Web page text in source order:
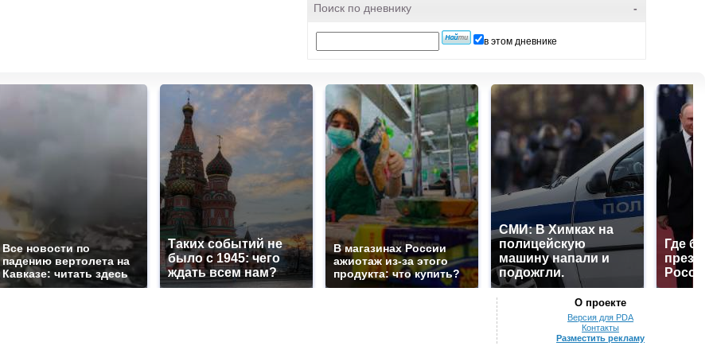
-
Поиск по дневнику
в этом дневнике
Все новости по
падению вертолета на
Кавказе: читать здесь
Таких событий не
было с 1945: чего
ждать всем нам?
В магазинах России
ажиотаж из-за этого
продукта: что купить?
СМИ: В Химках на
полицейскую
машину напали и
подожгли.
Где
О проекте
Версия для PDA
Контакты
Разместить рекламу